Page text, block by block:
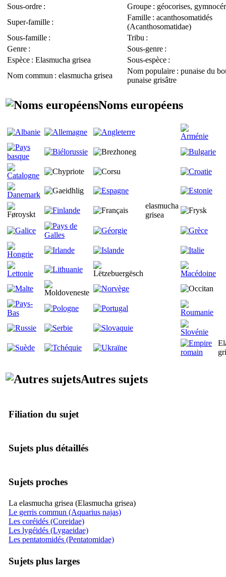
Sous-ordre : Groupe : géocorises,
Super-famille :
Famille : acanthosomatidés
(Acanthosomatidae)
Sous-famille : Tribu :
Genre : Sous-genre :
Espèce : Elasmucha grisea Sous-espèce :
Nom commun : elasmucha grisea
Nom populaire : punaise du
punaise grisâtre
Noms européens
elasmucha
grisea
Autres sujets
Filiation du sujet
Sujets plus détaillés
Sujets proches
La elasmucha grisea (Elasmucha grisea)
Le gerris commun (Aquarius najas)
Les coréidés (Coreidae)
Les lygéidés (Lygaeidae)
Les pentatomidés (Pentatomidae)
Sujets plus larges